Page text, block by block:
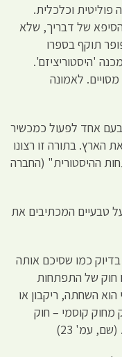
פוליטית וכלכלית.
של דבריך, שלא
תוקף בספרו
'היסטוריציזם'.
לאמונה
אחד לפעול כמכשיר
הארץ. בתורה זו רצונו
ההיסטורית" (החברה
טבעיים המכתיבים את
כמו שסיכם אותה
חוק של התפתחות
השחתה, ריקבון או
מחוק קוסמי – חוק
עמ' 23)